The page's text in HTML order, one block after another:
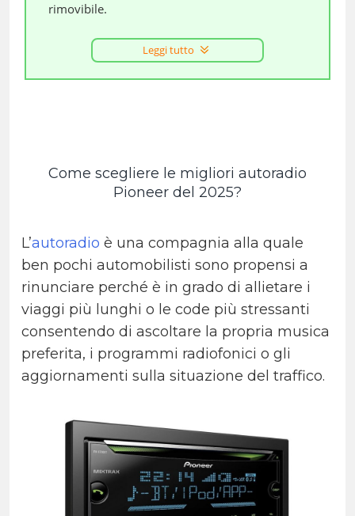
rimovibile.
Leggi tutto
Come scegliere le migliori autoradio
Pioneer del 2025?
L’autoradio è una compagnia alla quale
ben pochi automobilisti sono propensi a
rinunciare perché è in grado di allietare i
viaggi più lunghi o le code più stressanti
consentendo di ascoltare la propria musica
preferita, i programmi radiofonici o gli
aggiornamenti sulla situazione del traffico.